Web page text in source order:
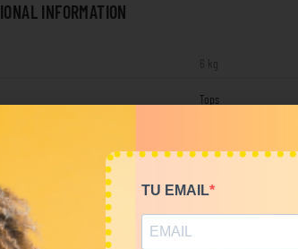
INFORMATION
6 kg
Tops
PRODUCTSTU EMAIL